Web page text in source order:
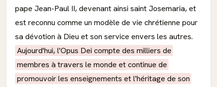
pape Jean-Paul II, devenant ainsi saint Josemaria, et
est reconnu comme un modèle de vie chrétienne pour
sa dévotion à Dieu et son service envers les autres.
Aujourd'hui, l'Opus Dei compte des milliers de
membres à travers le monde et continue de
promouvoir les enseignements et l'héritage de son